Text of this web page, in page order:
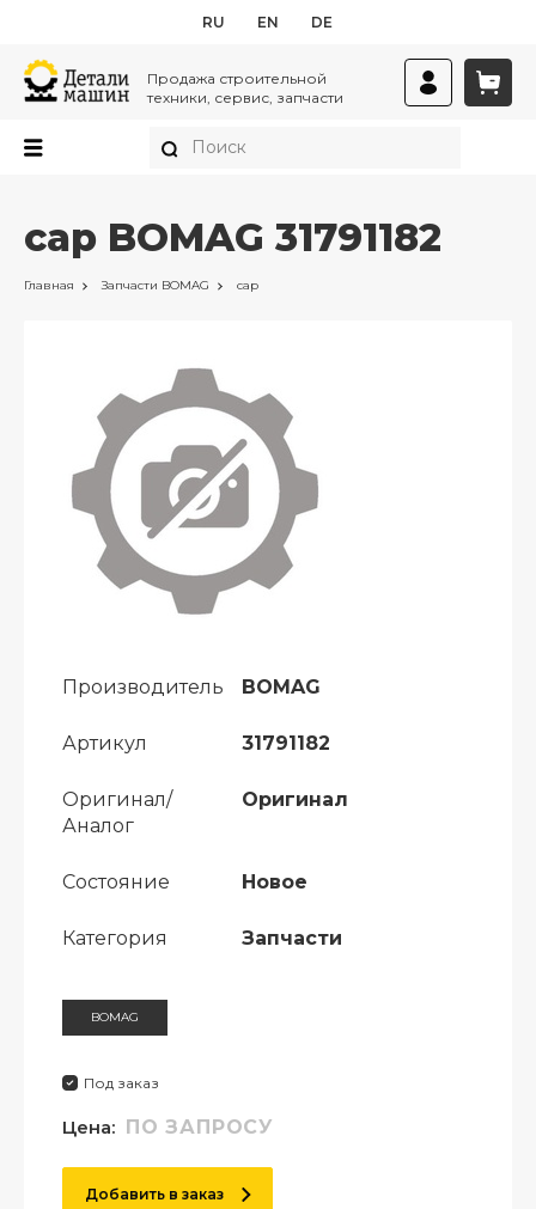
RU EN DE
Продажа строительной
техники, сервис, запчасти
cap BOMAG 31791182
Главная Запчасти BOMAG cap
Производитель BOMAG
Артикул 31791182
Оригинал/
Аналог
Оригинал
Состояние Новое
Категория Запчасти
BOMAG
Под заказ
Цена: ПО ЗАПРОСУ
Добавить в заказ